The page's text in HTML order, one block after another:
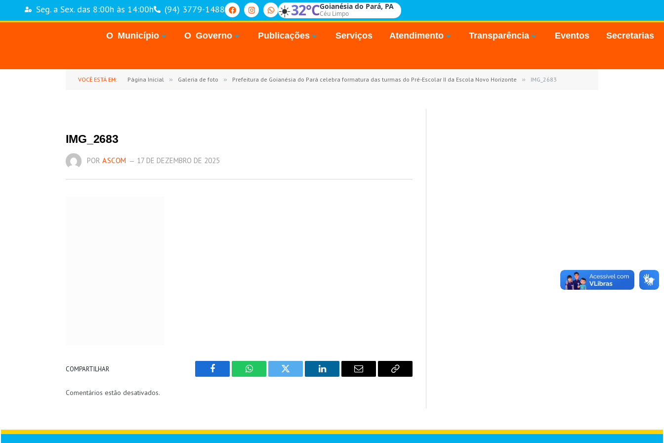
Seg. a Sex. das 8:00h às 14:00h (94) 3779-1488 ☀️32°CGoianésia do Pará, PA
Céu Limpo
O Município O Governo Publicações Serviços Atendimento Transparência Eventos Secretarias
VOCÊ ESTÁ EM: Página Inicial » Galeria de foto » Prefeitura de Goianésia do Pará celebra formatura das turmas do Pré-Escolar II da Escola Novo Horizonte » IMG_2683
IMG_2683
POR ASCOM 17 DE DEZEMBRO DE 2025
COMPARTILHAR
Facebook WhatsAppTwitter LinkedIn Email
Copy
Comentários estão desativados.